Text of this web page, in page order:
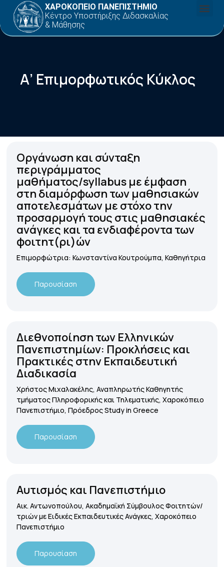
ΧΑΡΟΚΟΠΕΙΟ ΠΑΝΕΠΙΣΤΗΜΙΟ
Κέντρο Υποστήριξης Διδασκαλίας
& Μάθησης
Α’ Επιμορφωτικός Κύκλος
Οργάνωση και σύνταξη
περιγράμματος
μαθήματος/syllabus με έμφαση
στη διαμόρφωση των μαθησιακών
αποτελεσμάτων με στόχο την
προσαρμογή τους στις μαθησιακές
ανάγκες και τα ενδιαφέροντα των
φοιτητ(ρι)ών
Επιμορφώτρια: Κωνσταντίνα Κουτρούμπα, Καθηγήτρια
Παρουσίαση
Διεθνοποίηση των Ελληνικών
Πανεπιστημίων: Προκλήσεις και
Πρακτικές στην Εκπαιδευτική
Διαδικασία
Χρήστος Μιχαλακέλης, Αναπληρωτής Καθηγητής
τμήματος Πληροφορικής και Τηλεματικής, Χαροκόπειο
Πανεπιστήμιο, Πρόεδρος Study in Greece
Παρουσίαση
Αυτισμός και Πανεπιστήμιο
Αικ. Αντωνοπούλου, Ακαδημαϊκή Σύμβουλος Φοιτητών/
τριών με Ειδικές Εκπαιδευτικές Ανάγκες, Χαροκόπειο
Πανεπιστήμιο
Παρουσίαση